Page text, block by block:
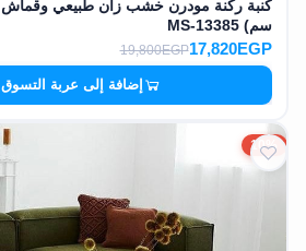
أدوات
نظافة
سم) MS-13385
17,820EGP
19,800EGP
إضافة إلى عربة التسوق
10%